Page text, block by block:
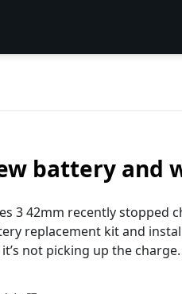
battery and
3 42mm recently stopped
replacement kit and
not picking up the